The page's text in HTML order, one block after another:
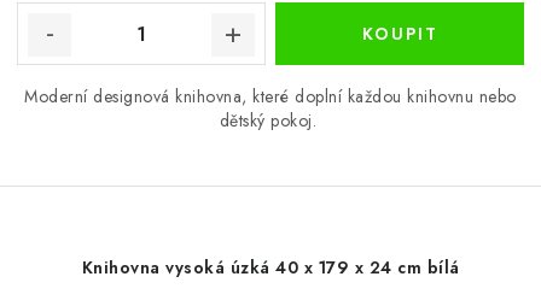
Moderní designová knihovna, které doplní každou knihovnu nebo
dětský pokoj.
Knihovna vysoká úzká 40 x 179 x 24 cm bílá